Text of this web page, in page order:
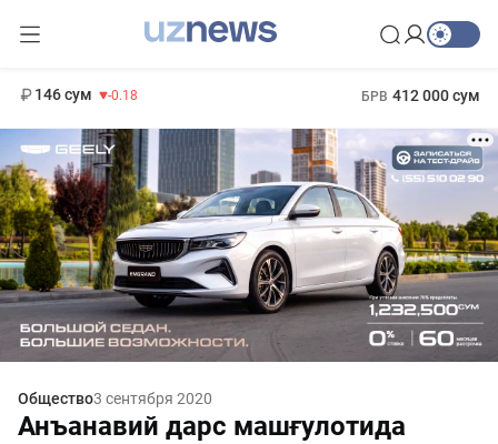
146 сум -0.18 БРВ 412 000 сум
Общество3 сентября 2020
Анъанавий дарс машғулотида